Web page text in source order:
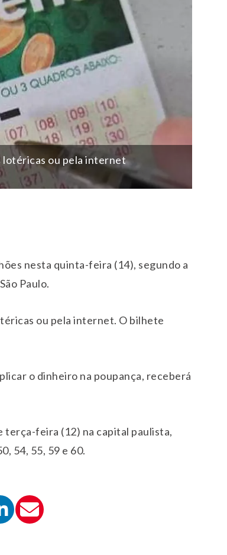
lotéricas ou pela internet
nesta quinta-feira (14), segundo a
Paulo.
ou pela internet. O bilhete
o dinheiro na poupança, receberá
terça-feira (12) na capital paulista,
54, 55, 59 e 60.